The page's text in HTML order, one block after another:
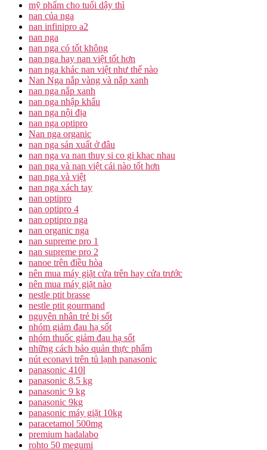
mỹ phẩm cho tuổi dậy thì
nan của nga
nan infinipro a2
nan nga
nan nga có tốt không
nan nga hay nan việt tốt hơn
nan nga khác nan việt như thế nào
Nan Nga nắp vàng và nắp xanh
nan nga nắp xanh
nan nga nhập khẩu
nan nga nội địa
nan nga optipro
Nan nga organic
nan nga sản xuất ở đâu
nan nga va nan thuy si co gi khac nhau
nan nga và nan việt cái nào tốt hơn
nan nga và việt
nan nga xách tay
nan optipro
nan optipro 4
nan optipro nga
nan organic nga
nan supreme pro 1
nan supreme pro 2
nanoe trên điều hòa
nên mua máy giặt cửa trên hay cửa trước
nên mua máy giặt nào
nestle ptit brasse
nestle ptit gourmand
nguyên nhân trẻ bị sốt
nhóm giảm đau hạ sốt
nhóm thuốc giảm đau hạ sốt
những cách bảo quản thực phẩm
nút econavi trên tủ lạnh panasonic
panasonic 410l
panasonic 8.5 kg
panasonic 9 kg
panasonic 9kg
panasonic máy giặt 10kg
paracetamol 500mg
premium hadalabo
rohto 50 megumi